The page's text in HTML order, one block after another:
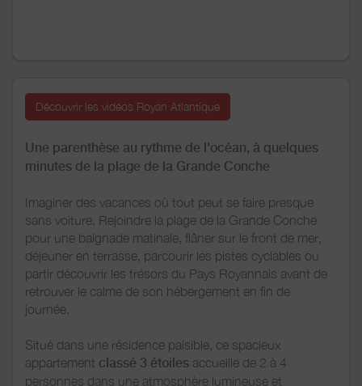
Découvrir les vidéos Royan Atlantique
Une parenthèse au rythme de l'océan, à quelques
minutes de la plage de la Grande Conche
Imaginer des vacances où tout peut se faire presque
sans voiture. Rejoindre la plage de la Grande Conche
pour une baignade matinale, flâner sur le front de mer,
déjeuner en terrasse, parcourir les pistes cyclables ou
partir découvrir les trésors du Pays Royannais avant de
retrouver le calme de son hébergement en fin de
journée.
Situé dans une résidence paisible, ce spacieux
appartement classé 3 étoiles accueille de 2 à 4
personnes dans une atmosphère lumineuse et